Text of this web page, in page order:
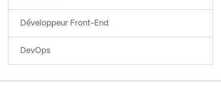
Développeur Front-End
DevOps